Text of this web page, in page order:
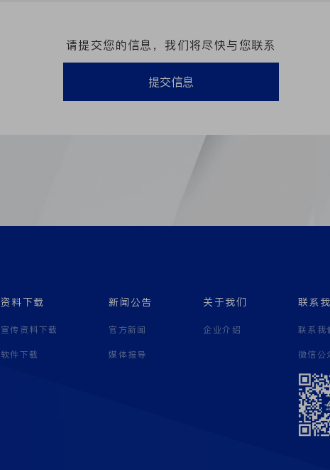
请提交您的信息，我们将尽快与您联系
提交信息
资料下载
宣传资料下载
软件下载
新闻公告
官方新闻
媒体报导
关于我们
企业介绍
联系
联系我
微信公